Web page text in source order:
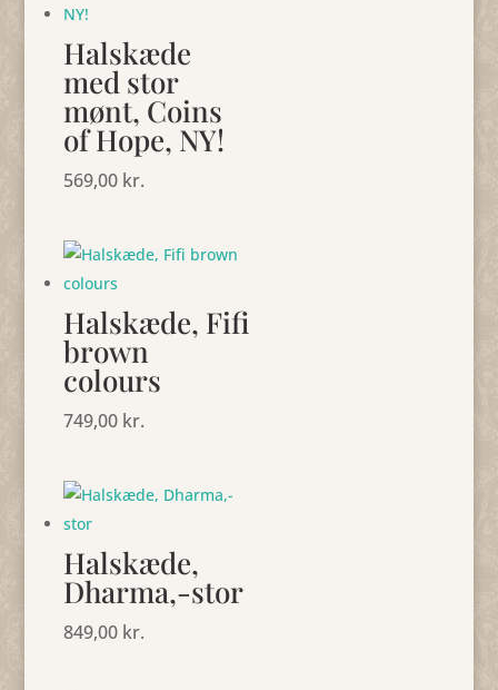
Halskæde
med stor
mønt, Coins
of Hope, NY!
569,00 kr.
Halskæde, Fifi
brown
colours
749,00 kr.
Halskæde,
Dharma,-stor
849,00 kr.